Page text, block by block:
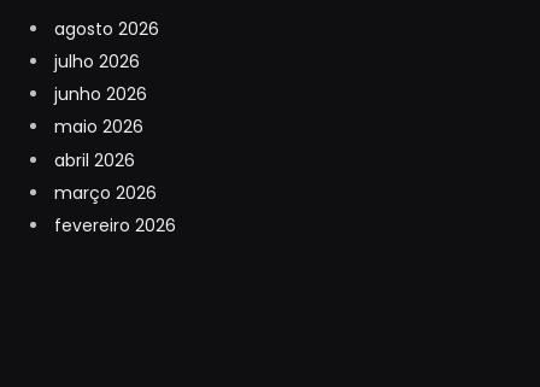
agosto 2026
julho 2026
junho 2026
maio 2026
abril 2026
março 2026
fevereiro 2026